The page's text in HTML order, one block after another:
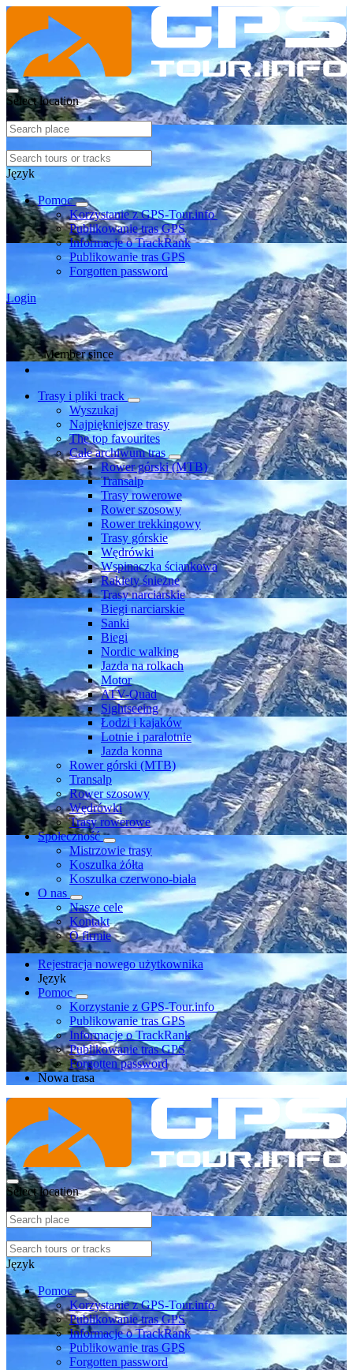
Select location
Język
Pomoc
Korzystanie z GPS-Tour.info
Publikowanie tras GPS
Informacje o TrackRank
Publikowanie tras GPS
Forgotten password
Login
Member since
Trasy i pliki track
Wyszukaj
Najpiękniejsze trasy
The top favourites
Całe archiwum tras
Rower górski (MTB)
Transalp
Trasy rowerowe
Rower szosowy
Rower trekkingowy
Trasy górskie
Wędrówki
Wspinaczka ściankowa
Rakiety śnieżne
Trasy narciarskie
Biegi narciarskie
Sanki
Biegi
Nordic walking
Jazda na rolkach
Motor
ATV-Quad
Sightseeing
Łodzi i kajaków
Lotnie i paralotnie
Jazda konna
Rower górski (MTB)
Transalp
Rower szosowy
Wędrówki
Trasy rowerowe
Społeczność
Mistrzowie trasy
Koszulka żółta
Koszulka czerwono-biała
O nas
Nasze cele
Kontakt
O firmie
Rejestracja nowego użytkownika
Język
Pomoc
Korzystanie z GPS-Tour.info
Publikowanie tras GPS
Informacje o TrackRank
Publikowanie tras GPS
Forgotten password
Nowa trasa
Select location
Język
Pomoc
Korzystanie z GPS-Tour.info
Publikowanie tras GPS
Informacje o TrackRank
Publikowanie tras GPS
Forgotten password